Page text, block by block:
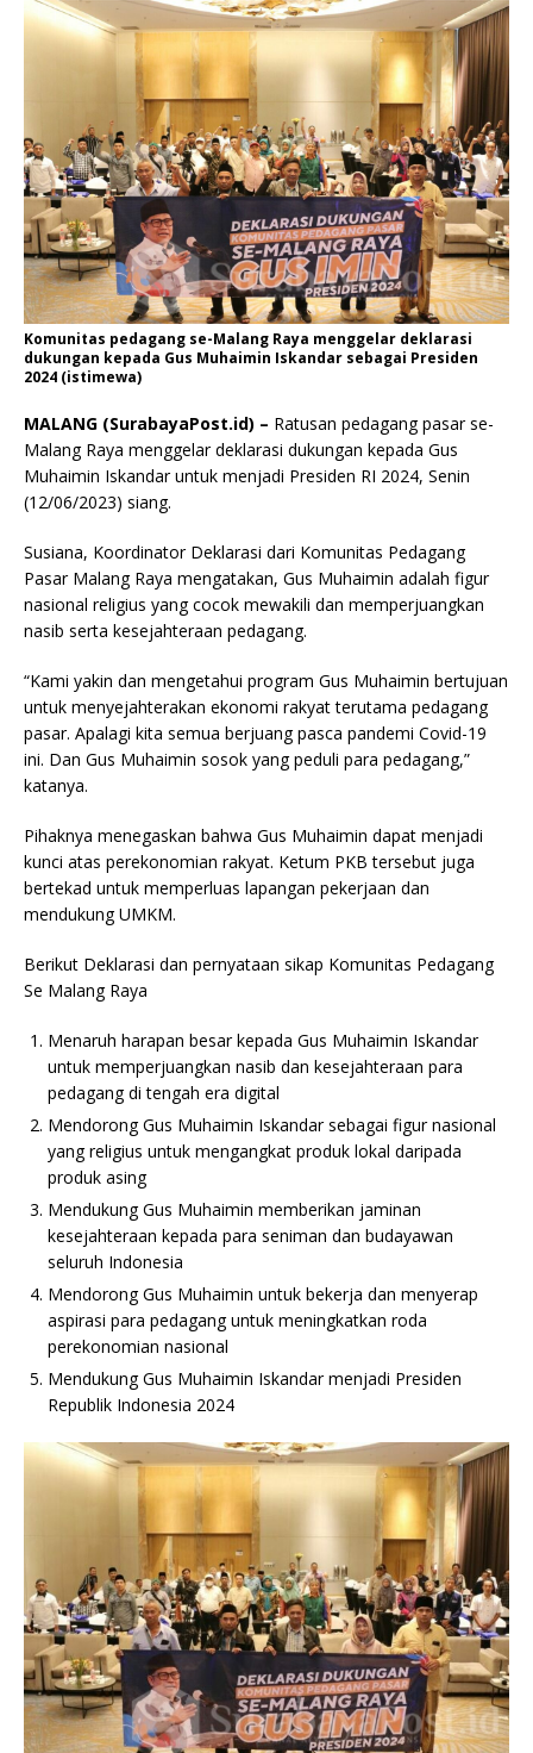
Komunitas pedagang se-Malang Raya menggelar deklarasi
dukungan kepada Gus Muhaimin Iskandar sebagai Presiden
2024 (istimewa)
MALANG (SurabayaPost.id) – Ratusan pedagang pasar se-
Malang Raya menggelar deklarasi dukungan kepada Gus
Muhaimin Iskandar untuk menjadi Presiden RI 2024, Senin
(12/06/2023) siang.
Susiana, Koordinator Deklarasi dari Komunitas Pedagang
Pasar Malang Raya mengatakan, Gus Muhaimin adalah figur
nasional religius yang cocok mewakili dan memperjuangkan
nasib serta kesejahteraan pedagang.
“Kami yakin dan mengetahui program Gus Muhaimin bertujuan
untuk menyejahterakan ekonomi rakyat terutama pedagang
pasar. Apalagi kita semua berjuang pasca pandemi Covid-19
ini. Dan Gus Muhaimin sosok yang peduli para pedagang,”
katanya.
Pihaknya menegaskan bahwa Gus Muhaimin dapat menjadi
kunci atas perekonomian rakyat. Ketum PKB tersebut juga
bertekad untuk memperluas lapangan pekerjaan dan
mendukung UMKM.
Berikut Deklarasi dan pernyataan sikap Komunitas Pedagang
Se Malang Raya
Menaruh harapan besar kepada Gus Muhaimin Iskandar
untuk memperjuangkan nasib dan kesejahteraan para
pedagang di tengah era digital
Mendorong Gus Muhaimin Iskandar sebagai figur nasional
yang religius untuk mengangkat produk lokal daripada
produk asing
Mendukung Gus Muhaimin memberikan jaminan
kesejahteraan kepada para seniman dan budayawan
seluruh Indonesia
Mendorong Gus Muhaimin untuk bekerja dan menyerap
aspirasi para pedagang untuk meningkatkan roda
perekonomian nasional
Mendukung Gus Muhaimin Iskandar menjadi Presiden
Republik Indonesia 2024